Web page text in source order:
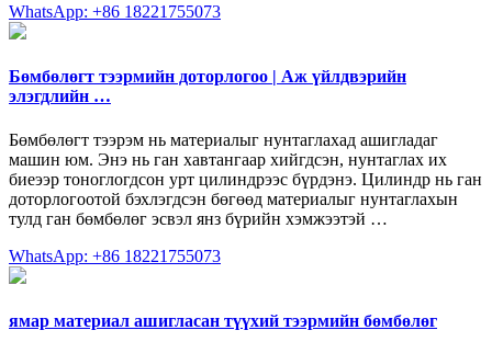
WhatsApp: +86 18221755073
Бөмбөлөгт тээрмийн доторлогоо | Аж үйлдвэрийн
элэгдлийн …
Бөмбөлөгт тээрэм нь материалыг нунтаглахад ашигладаг
машин юм. Энэ нь ган хавтангаар хийгдсэн, нунтаглах их
биеээр тоноглогдсон урт цилиндрээс бүрдэнэ. Цилиндр нь ган
доторлогоотой бэхлэгдсэн бөгөөд материалыг нунтаглахын
тулд ган бөмбөлөг эсвэл янз бүрийн хэмжээтэй …
WhatsApp: +86 18221755073
ямар материал ашигласан түүхий тээрмийн бөмбөлөг